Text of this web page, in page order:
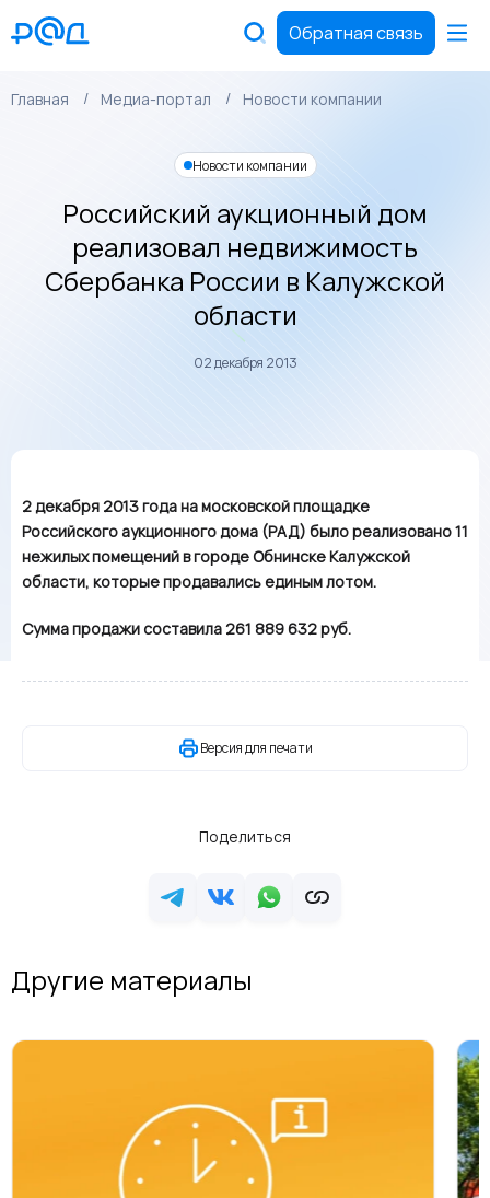
Обратная связь
Главная Медиа-портал Новости компании
Новости компании
Российский аукционный дом
реализовал недвижимость
Сбербанка России в Калужской
области
02 декабря 2013
2 декабря 2013 года на московской площадке
Российского аукционного дома (РАД) было реализовано 11
нежилых помещений в городе Обнинске Калужской
области, которые продавались единым лотом.
Сумма продажи составила 261 889 632 руб.
Версия для печати
Поделиться
Другие материалы